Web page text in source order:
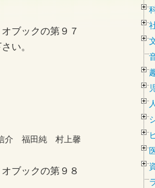
ブックの第９７
い。
介 福田純 村上馨
ブックの第９８